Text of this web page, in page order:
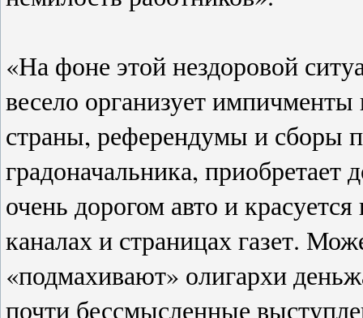
«На фоне этой нездоровой
весело организует
страны, референдумы и сборы
градоначальника, приобретает
очень дорогом авто и
каналах и страницах газет.
«подмахивают» олигархи
почти бессмысленные